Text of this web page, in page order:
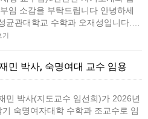
임 소감을 부탁드립니다 안녕하세
균관대학교 수학과 오재성입니다.…
기
민 박사, 숙명여대 교수 임용
민 박사(지도교수 임선희)가 2026년
기 숙명여자대학 수학과 조교수로 임